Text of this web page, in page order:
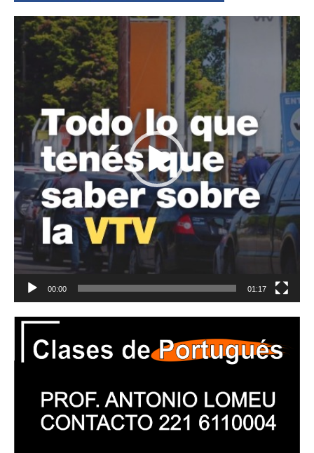
Reproductor
de
vídeo
00:00 01:17